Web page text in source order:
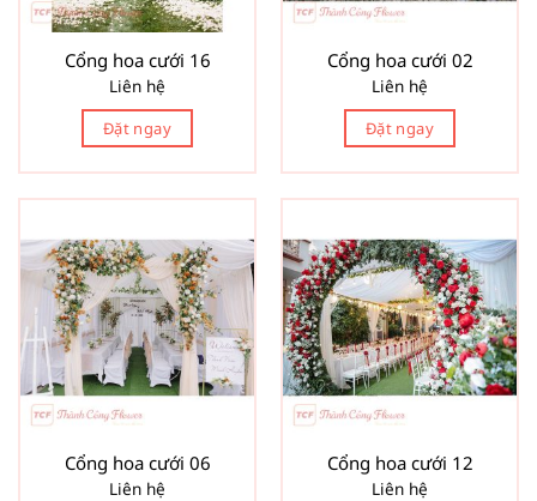
Cổng hoa cưới 16
Liên hệ
Đặt ngay
Cổng hoa cưới 02
Liên hệ
Đặt ngay
Cổng hoa cưới 06
Liên hệ
Cổng hoa cưới 12
Liên hệ